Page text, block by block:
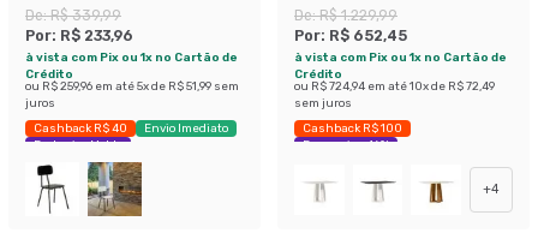
De:R$ 339,99
Por: R$ 233,96
à vista com Pix ou 1x no Cartão de
Crédito
ou R$ 259,96 em até5x de R$ 51,99 sem
juros
Cashback R$ 40
Envio Imediato
Exclusivo Mobly
Preto e Ypê 120 cm
De:R$ 1.229,99
Por: R$ 652,45
à vista com Pix ou 1x no Cartão de
Crédito
ou R$ 724,94 em até10x de R$ 72,49
sem juros
Cashback R$ 100
Economize 46%
+4